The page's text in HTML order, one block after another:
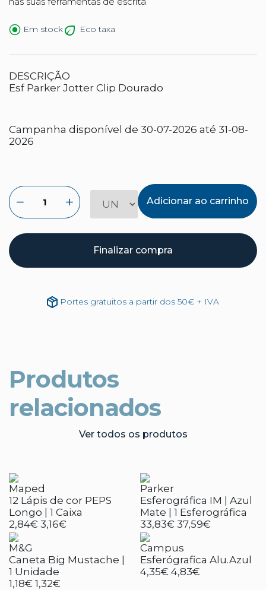
Em stock Eco taxa
DESCRIÇÃO
Esf Parker Jotter Clip Dourado
Campanha disponível de 30-07-2026 até 31-08-
2026
Adicionar ao carrinho
Finalizar compra
Portes gratuitos a partir dos 50€ + IVA
Produtos
relacionados
Ver todos os produtos
Maped
12 Lápis de cor PEPS
Longo | 1 Caixa
2,84€ 3,16€
Parker
Esferográfica IM | Azul
Mate | 1 Esferográfica
33,83€ 37,59€
M&G
Caneta Big Mustache |
1 Unidade
1,18€ 1,32€
Campus
Esferógrafica Alu.Azul
4,35€ 4,83€